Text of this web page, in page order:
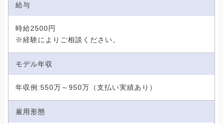
給与
時給2500円
※経験によりご相談ください。
モデル年収
年収例:550万～950万（支払い実績あり）
雇用形態